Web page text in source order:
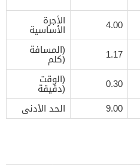
4.00 الأجرة
الأساسية
1.17 (المسافة
(كلم
0.30 (الوقت
(دقيقة
9.00 الحد الأدنى